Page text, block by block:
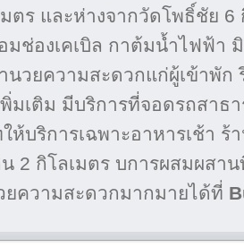
มตร และห่างจากวัดโพธิ์ชัย 6
ช่องเคเบิล กาต้มน้ำไฟฟ้า
นวยความสะดวกแก่ผู้เข้าพัก
มเติม มีบริการที่จอดรถสาธ
ห้บริการเฉพาะอาหารเช้า
2 กิโลเมตร บการผสมผสา
ยความสะดวกมากมายได้ที่